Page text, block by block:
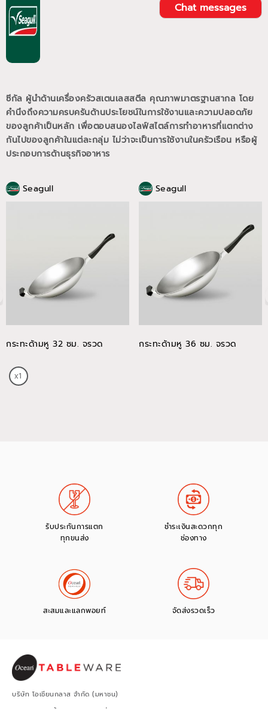
Chat messages
ซีกัล ผู้นำด้านเครื่องครัวสเตนเลสสตีล คุณภาพมาตรฐานสากล โดย
คำนึงถึงความครบครันด้านประโยชน์ในการใช้งานและความปลอดภัย
ของลูกค้าเป็นหลัก เพื่อตอบสนองไลฟ์สไตล์การทำอาหารที่แตกต่าง
กันไปของลูกค้าในแต่ละกลุ่ม ไม่ว่าจะเป็นการใช้งานในครัวเรือน หรือผู้
ประกอบการด้านธุรกิจอาหาร
Seagull
กระทะด้ามหู 32 ซม. จรวด
Seagull
กระทะด้ามหู 36 ซม. จรวด
รับประกันการแตก
ทุกขนส่ง
ชำระเงินสะดวกทุก
ช่องทาง
สะสมและแลกพอยท์ จัดส่งรวดเร็ว
บริษัท โอเชียนกลาส จำกัด (มหาชน)